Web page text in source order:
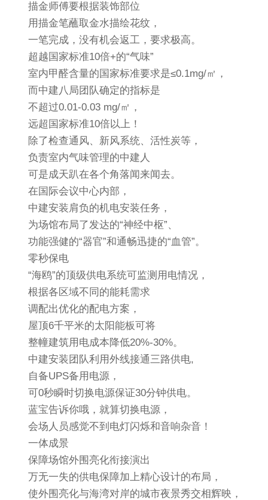
描金师傅要根据装饰部位
用描金笔蘸取金水描绘花纹，
一笔完成，没有机会返工，要求极高。
超越国家标准10倍+的“气味”
室内甲醛含量的国家标准要求是≤0.1mg/㎡，
而中建八局团队确定的指标是
不超过0.01-0.03 mg/㎡，
远超国家标准10倍以上！
除了检查通风、新风系统、活性炭等，
负责室内气味管理的中建人
可是成天趴在各个角落闻来闻去。
在国际会议中心内部，
中建安装肩负的机电安装任务，
为场馆布局了发达的“神经中枢”、
功能强健的“器官”和通畅迅捷的“血管”。
零秒保电
“海鸥”的顶级供电系统可监测用电情况，
根据各区域不同的能耗需求
调配出优化的配电方案，
屋顶6千平米的太阳能板可将
整幢建筑用电成本降低20%-30%。
中建安装团队利用外线接通三路供电,
自备UPS备用电源，
可0秒瞬时切换电源保证30分钟供电。
蓝宝告诉你哦，就算切换电源，
会场人员感觉不到电灯闪烁和音响杂音！
一体成景
保障场馆外围亮化衔接演出
万无一失的供电保障加上精心设计的布局，
使外围亮化与海湾对岸的城市夜景秀交相辉映，